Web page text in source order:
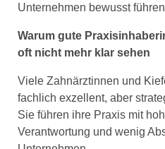
Unternehmen bewusst
Warum gute
oft nicht mehr klar sehen
Viele Zahnärztinnen und
fachlich exzellent, aber
Sie führen ihre Praxis mit
Verantwortung und wenig